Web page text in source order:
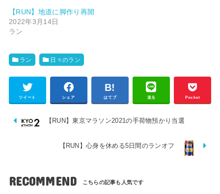
【RUN】地道に脚作り再開
2022年3月14日
ラン
ラン 日々のラン
ツイート シェア はてブ 送る Pocket
【RUN】東京マラソン2021の手荷物預かり当選
【RUN】心身を休める5日間のランオフ
RECOMMEND